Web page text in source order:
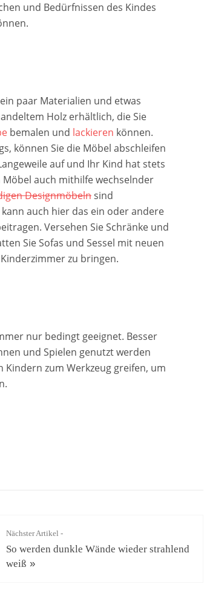
und Bedürfnissen des Kindes
paar Materialien und etwas
Holz erhältlich, die Sie
bemalen und lackieren können.
können Sie die Möbel abschleifen
auf und Ihr Kind hat stets
auch mithilfe wechselnder
Designmöbelnsind
auch hier das ein oder andere
Versehen Sie Schränke und
Sie Sofas und Sessel mit neuen
zu bringen.
nur bedingt geeignet. Besser
und Spielen genutzt werden
zum Werkzeug greifen, um
Nächster Artikel -
So werden dunkle Wände wieder strahlend
weiß »